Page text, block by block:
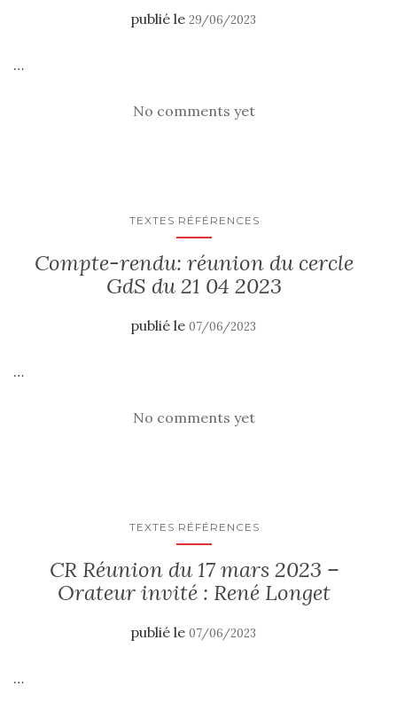
publié le 29/06/2023
…
No comments yet
TEXTES RÉFÉRENCES
Compte-rendu: réunion du cercle
GdS du 21 04 2023
publié le 07/06/2023
…
No comments yet
TEXTES RÉFÉRENCES
CR Réunion du 17 mars 2023 –
Orateur invité : René Longet
publié le 07/06/2023
…